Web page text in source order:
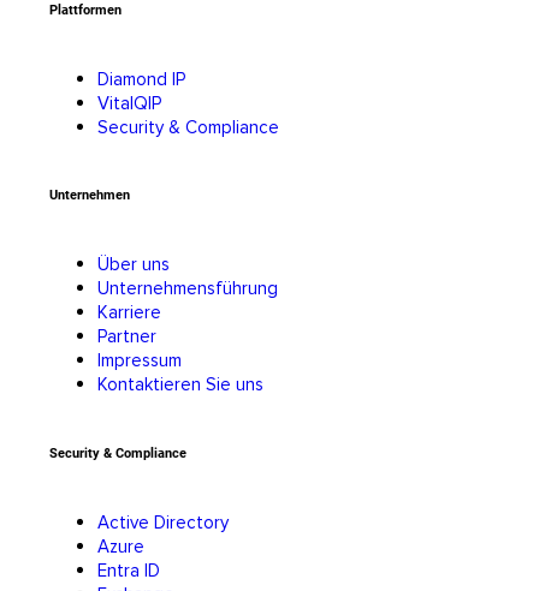
Plattformen
Diamond IP
VitalQIP
Security & Compliance
Unternehmen
Über uns
Unternehmensführung
Karriere
Partner
Impressum
Kontaktieren Sie uns
Security & Compliance
Active Directory
Azure
Entra ID